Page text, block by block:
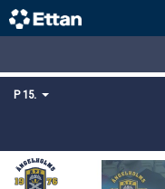
P 15.
HEM